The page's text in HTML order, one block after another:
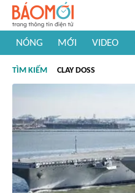
NÓNG MỚI VIDEO
#Khám phá thế giới
TÌM KIẾM CLAY DOSS